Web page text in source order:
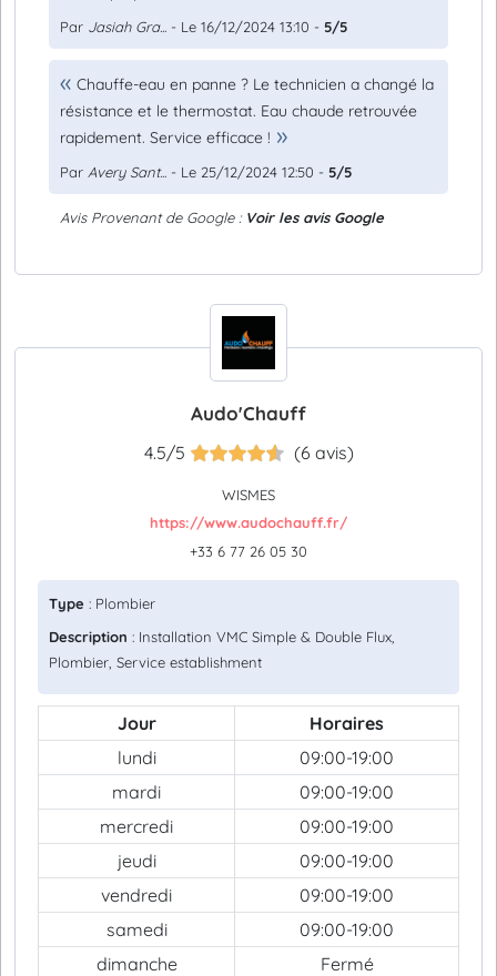
Par Jasiah Gra... - Le 16/12/2024 13:10 - 5/5
Chauffe-eau en panne ? Le technicien a changé la
résistance et le thermostat. Eau chaude retrouvée
rapidement. Service efficace !
Par Avery Sant... - Le 25/12/2024 12:50 - 5/5
Avis Provenant de Google : Voir les avis Google
Audo'Chauff
4.5/5 (6 avis)
WISMES
https://www.audochauff.fr/
+33 6 77 26 05 30
Type : Plombier
Description : Installation VMC Simple & Double Flux,
Plombier, Service establishment
Jour
Horaires
lundi
09:00-19:00
mardi
09:00-19:00
mercredi
09:00-19:00
jeudi
09:00-19:00
vendredi
09:00-19:00
samedi
09:00-19:00
dimanche
Fermé